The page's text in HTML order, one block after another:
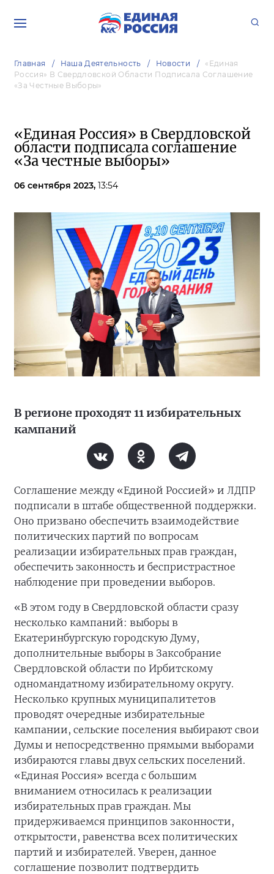
Главная Наша Деятельность Новости
«Единая
Россия» В Свердловской Области Подписала Соглашение
«За Честные Выборы»
«Единая Россия» в Свердловской
области подписала соглашение
«За честные выборы»
06 сентября 2023, 13:54
В регионе проходят 11 избирательных
кампаний
Соглашение между «Единой Россией» и ЛДПР
подписали в штабе общественной поддержки.
Оно призвано обеспечить взаимодействие
политических партий по вопросам
реализации избирательных прав граждан,
обеспечить законность и беспристрастное
наблюдение при проведении выборов.
«В этом году в Свердловской области сразу
несколько кампаний: выборы в
Екатеринбургскую городскую Думу,
дополнительные выборы в Заксобрание
Свердловской области по Ирбитскому
одномандатному избирательному округу.
Несколько крупных муниципалитетов
проводят очередные избирательные
кампании, сельские поселения выбирают свои
Думы и непосредственно прямыми выборами
избираются главы двух сельских поселений.
«Единая Россия» всегда с большим
вниманием относилась к реализации
избирательных прав граждан. Мы
придерживаемся принципов законности,
открытости, равенства всех политических
партий и избирателей. Уверен, данное
соглашение позволит подтвердить